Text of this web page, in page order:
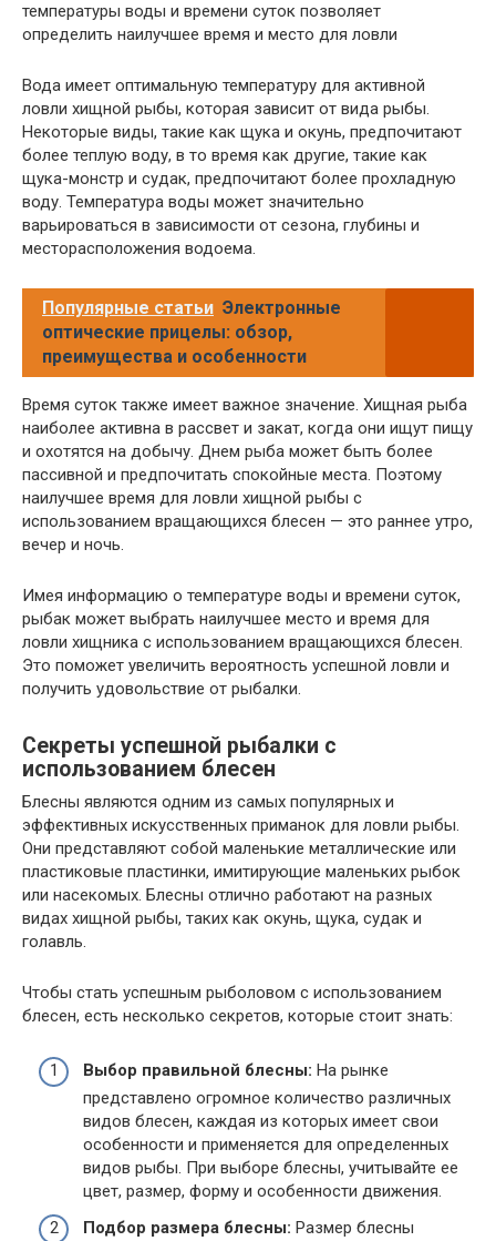
температуры воды и времени суток позволяет
определить наилучшее время и место для ловли
Вода имеет оптимальную температуру для активной
ловли хищной рыбы, которая зависит от вида рыбы.
Некоторые виды, такие как щука и окунь, предпочитают
более теплую воду, в то время как другие, такие как
щука-монстр и судак, предпочитают более прохладную
воду. Температура воды может значительно
варьироваться в зависимости от сезона, глубины и
месторасположения водоема.
Популярные статьи Электронные
оптические прицелы: обзор,
преимущества и особенности
Время суток также имеет важное значение. Хищная рыба
наиболее активна в рассвет и закат, когда они ищут пищу
и охотятся на добычу. Днем рыба может быть более
пассивной и предпочитать спокойные места. Поэтому
наилучшее время для ловли хищной рыбы с
использованием вращающихся блесен — это раннее утро,
вечер и ночь.
Имея информацию о температуре воды и времени суток,
рыбак может выбрать наилучшее место и время для
ловли хищника с использованием вращающихся блесен.
Это поможет увеличить вероятность успешной ловли и
получить удовольствие от рыбалки.
Секреты успешной рыбалки с
использованием блесен
Блесны являются одним из самых популярных и
эффективных искусственных приманок для ловли рыбы.
Они представляют собой маленькие металлические или
пластиковые пластинки, имитирующие маленьких рыбок
или насекомых. Блесны отлично работают на разных
видах хищной рыбы, таких как окунь, щука, судак и
голавль.
Чтобы стать успешным рыболовом с использованием
блесен, есть несколько секретов, которые стоит знать:
Выбор правильной блесны: На рынке
представлено огромное количество различных
видов блесен, каждая из которых имеет свои
особенности и применяется для определенных
видов рыбы. При выборе блесны, учитывайте ее
цвет, размер, форму и особенности движения.
Подбор размера блесны: Размер блесны